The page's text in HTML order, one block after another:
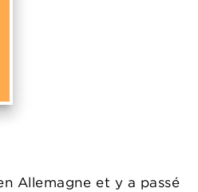
Allemagne et y a passé